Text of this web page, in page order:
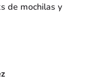
de mochilas y